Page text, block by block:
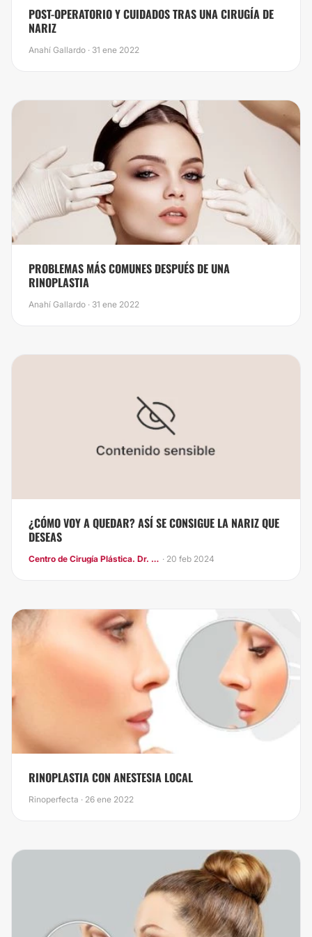
​POST-OPERATORIO Y CUIDADOS TRAS UNA CIRUGÍA DE
NARIZ
Anahí Gallardo · 31 ene 2022
PROBLEMAS MÁS COMUNES DESPUÉS DE UNA
RINOPLASTIA
Anahí Gallardo · 31 ene 2022
¿CÓMO VOY A QUEDAR? ASÍ SE CONSIGUE LA NARIZ QUE
DESEAS
Centro de Cirugía Plástica. Dr. Juan Antonio Treviño Macías · 20 feb 2024
RINOPLASTIA CON ANESTESIA LOCAL
Rinoperfecta · 26 ene 2022